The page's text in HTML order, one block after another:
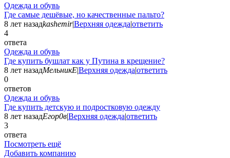
Одежда и обувь
Где самые дешёвые, но качественные пальто?
8 лет назадkashemir|Верхняя одежда|ответить
4
ответа
Одежда и обувь
Где купить бушлат как у Путина в крещение?
8 лет назадМельникЕ|Верхняя одежда|ответить
0
ответов
Одежда и обувь
Где купить детскую и подростковую одежду
8 лет назадЕгор0в|Верхняя одежда|ответить
3
ответа
Посмотреть ещё
Добавить компанию